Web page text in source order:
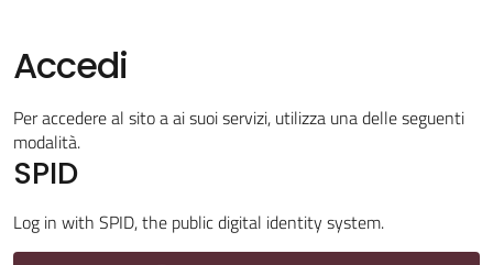
Vivere
Argelato
Menu selezionato
Amministrazione
Accedi
Per accedere al sito a ai suoi servizi, utilizza una delle seguenti
modalità.
SPID
Log in with SPID, the public digital identity system.